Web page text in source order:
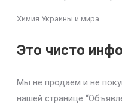
Химия Украины и мира
Это чисто
Мы не продаем и не
нашей странице